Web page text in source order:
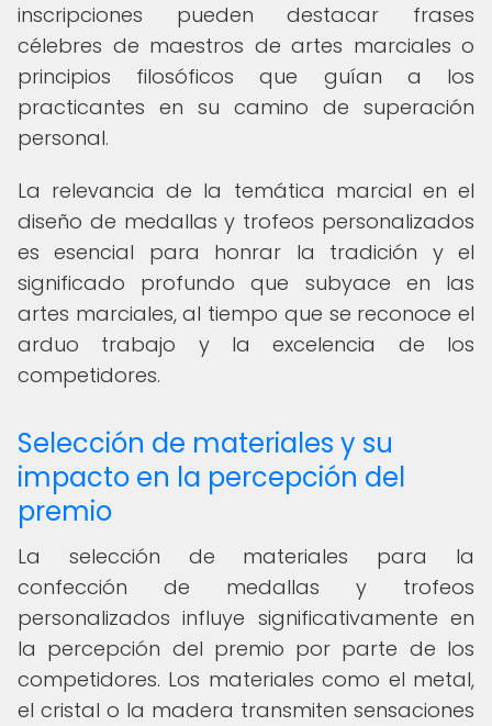
inscripciones pueden destacar frases
célebres de maestros de artes marciales o
principios filosóficos que guían a los
practicantes en su camino de superación
personal.
La relevancia de la temática marcial en el
diseño de medallas y trofeos personalizados
es esencial para honrar la tradición y el
significado profundo que subyace en las
artes marciales, al tiempo que se reconoce el
arduo trabajo y la excelencia de los
competidores.
Selección de materiales y su
impacto en la percepción del
premio
La selección de materiales para la
confección de medallas y trofeos
personalizados influye significativamente en
la percepción del premio por parte de los
competidores. Los materiales como el metal,
el cristal o la madera transmiten sensaciones